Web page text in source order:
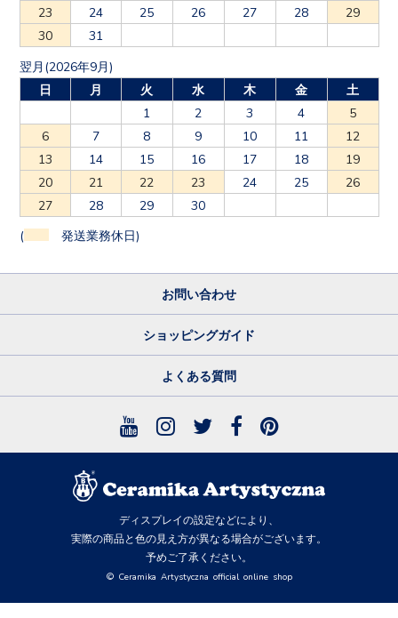
23
24 25 26 27 28
29
30
31
翌月(2026年9月)
日
月 火 水 木 金
土
1
2 3 4
5
6
7 8 9 10 11
12
13
14 15 16 17 18
19
20
21 22 23 24 25
26
27
28 29 30
( 発送業務休日)
お問い合わせ
ショッピングガイド
よくある質問
ディスプレイの設定などにより、
実際の商品と色の見え方が異なる場合がございます。
予めご了承ください。
© Ceramika Artystyczna official online shop